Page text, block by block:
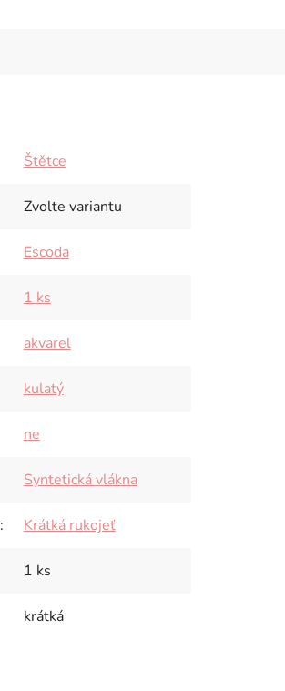
Štětce
Zvolte variantu
Escoda
1 ks
akvarel
kulatý
ne
Syntetická vlákna
: Krátká rukojeť
1 ks
krátká